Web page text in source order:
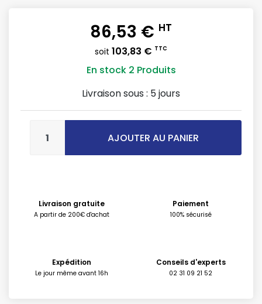
86,53 € HT
soit 103,83 € TTC
En stock 2 Produits
Livraison sous : 5 jours
AJOUTER AU PANIER
Livraison gratuite
A partir de 200€ d'achat
Paiement
100% sécurisé
Expédition
Le jour même avant 16h
Conseils d'experts
02 31 09 21 52